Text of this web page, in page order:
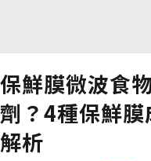
保鮮膜微波食
劑？4種保鮮
解析